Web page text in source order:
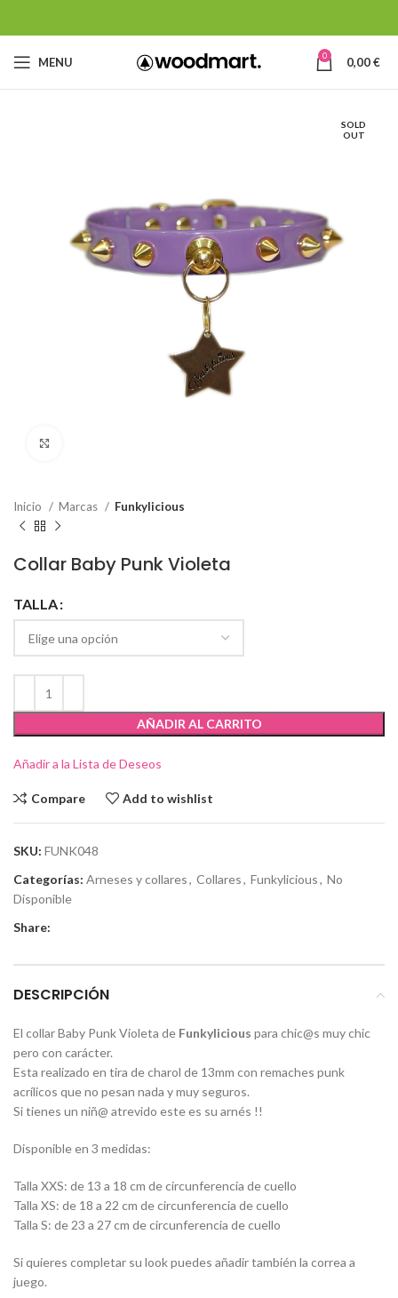
MENU 0 0,00€
SOLD
OUT
Inicio Marcas Funkylicious
Collar Baby Punk Violeta
TALLA
AÑADIR AL CARRITO
Añadir a la Lista de Deseos
Compare Add to wishlist
SKU: FUNK048
Categorías: Arneses y collares, Collares, Funkylicious, No
Disponible
Share:
DESCRIPCIÓN
El collar Baby Punk Violeta de Funkylicious para chic@s muy chic
pero con carácter.
Esta realizado en tira de charol de 13mm con remaches punk
acrílicos que no pesan nada y muy seguros.
Si tienes un niñ@ atrevido este es su arnés !!
Disponible en 3 medidas:
Talla XXS: de 13 a 18 cm de circunferencia de cuello
Talla XS: de 18 a 22 cm de circunferencia de cuello
Talla S: de 23 a 27 cm de circunferencia de cuello
Si quieres completar su look puedes añadir también la correa a
juego.